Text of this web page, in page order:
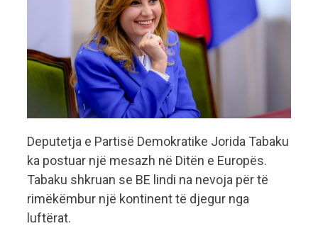
Deputetja e Partisë Demokratike Jorida Tabaku
ka postuar një mesazh në Ditën e Europës.
Tabaku shkruan se BE lindi na nevoja për të
rimëkëmbur një kontinent të djegur nga
luftërat.